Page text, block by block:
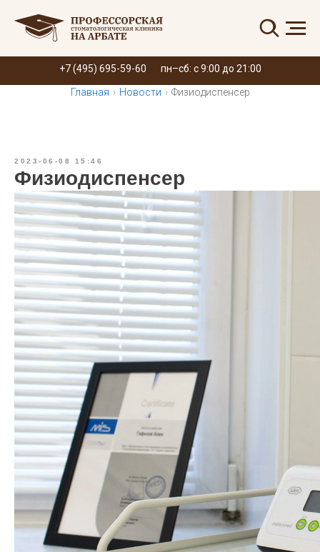
Запись онлайн
+7 (495) 695-59-60 пн–сб: с 9:00 до 21:00
Главная › Новости › Физиодиспенсер
2023-06-08 15:46
Физиодиспенсер